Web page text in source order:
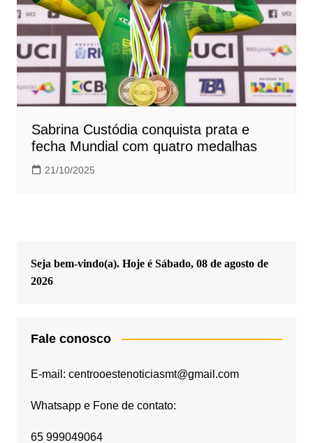
Sabrina Custódia conquista prata e
fecha Mundial com quatro medalhas
21/10/2025
Seja bem-vindo(a). Hoje é Sábado, 08 de agosto de
2026
Fale conosco
E-mail: centrooestenoticiasmt@gmail.com
Whatsapp e Fone de contato:
65 999049064